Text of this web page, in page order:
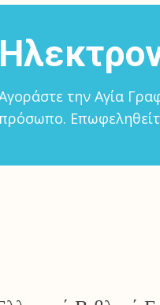
την Αγία